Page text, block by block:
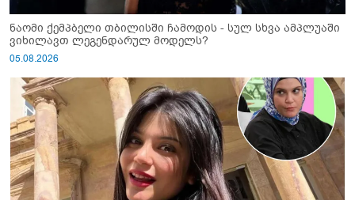
ნაომი ქემპბელი თბილისში ჩამოდის - სულ სხვა ამპლუაში
ვიხილავთ ლეგენდარულ მოდელს?
05.08.2026